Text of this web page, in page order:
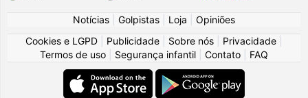
Notícias Golpistas Loja
Opiniões
Cookies e LGPD
Publicidade Sobre nós Privacidade
Termos de uso
Segurança infantil Contato FAQ